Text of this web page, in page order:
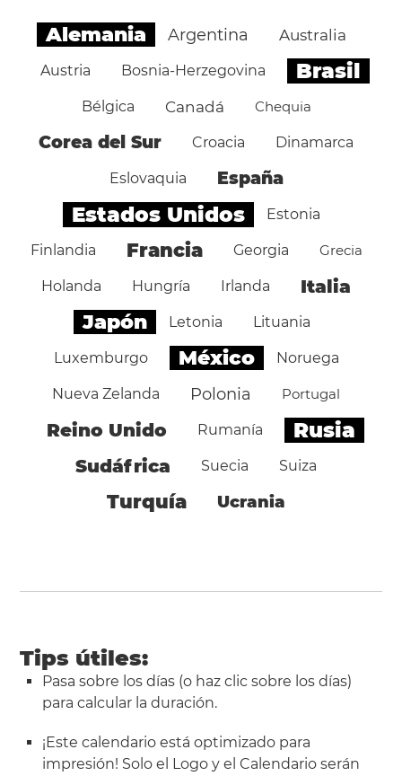
Alemania Argentina Australia
Austria Bosnia-Herzegovina Brasil
Bélgica Canadá Chequia
Corea del Sur Croacia Dinamarca
Eslovaquia España
Estados Unidos Estonia
Finlandia Francia Georgia Grecia
Holanda Hungría Irlanda Italia
Japón Letonia Lituania
Luxemburgo México Noruega
Nueva Zelanda Polonia Portugal
Reino Unido Rumanía Rusia
Sudáfrica Suecia Suiza
Turquía Ucrania
Tips útiles:
Pasa sobre los días (o haz clic sobre los días)
para calcular la duración.
¡Este calendario está optimizado para
impresión! Solo el Logo y el Calendario serán